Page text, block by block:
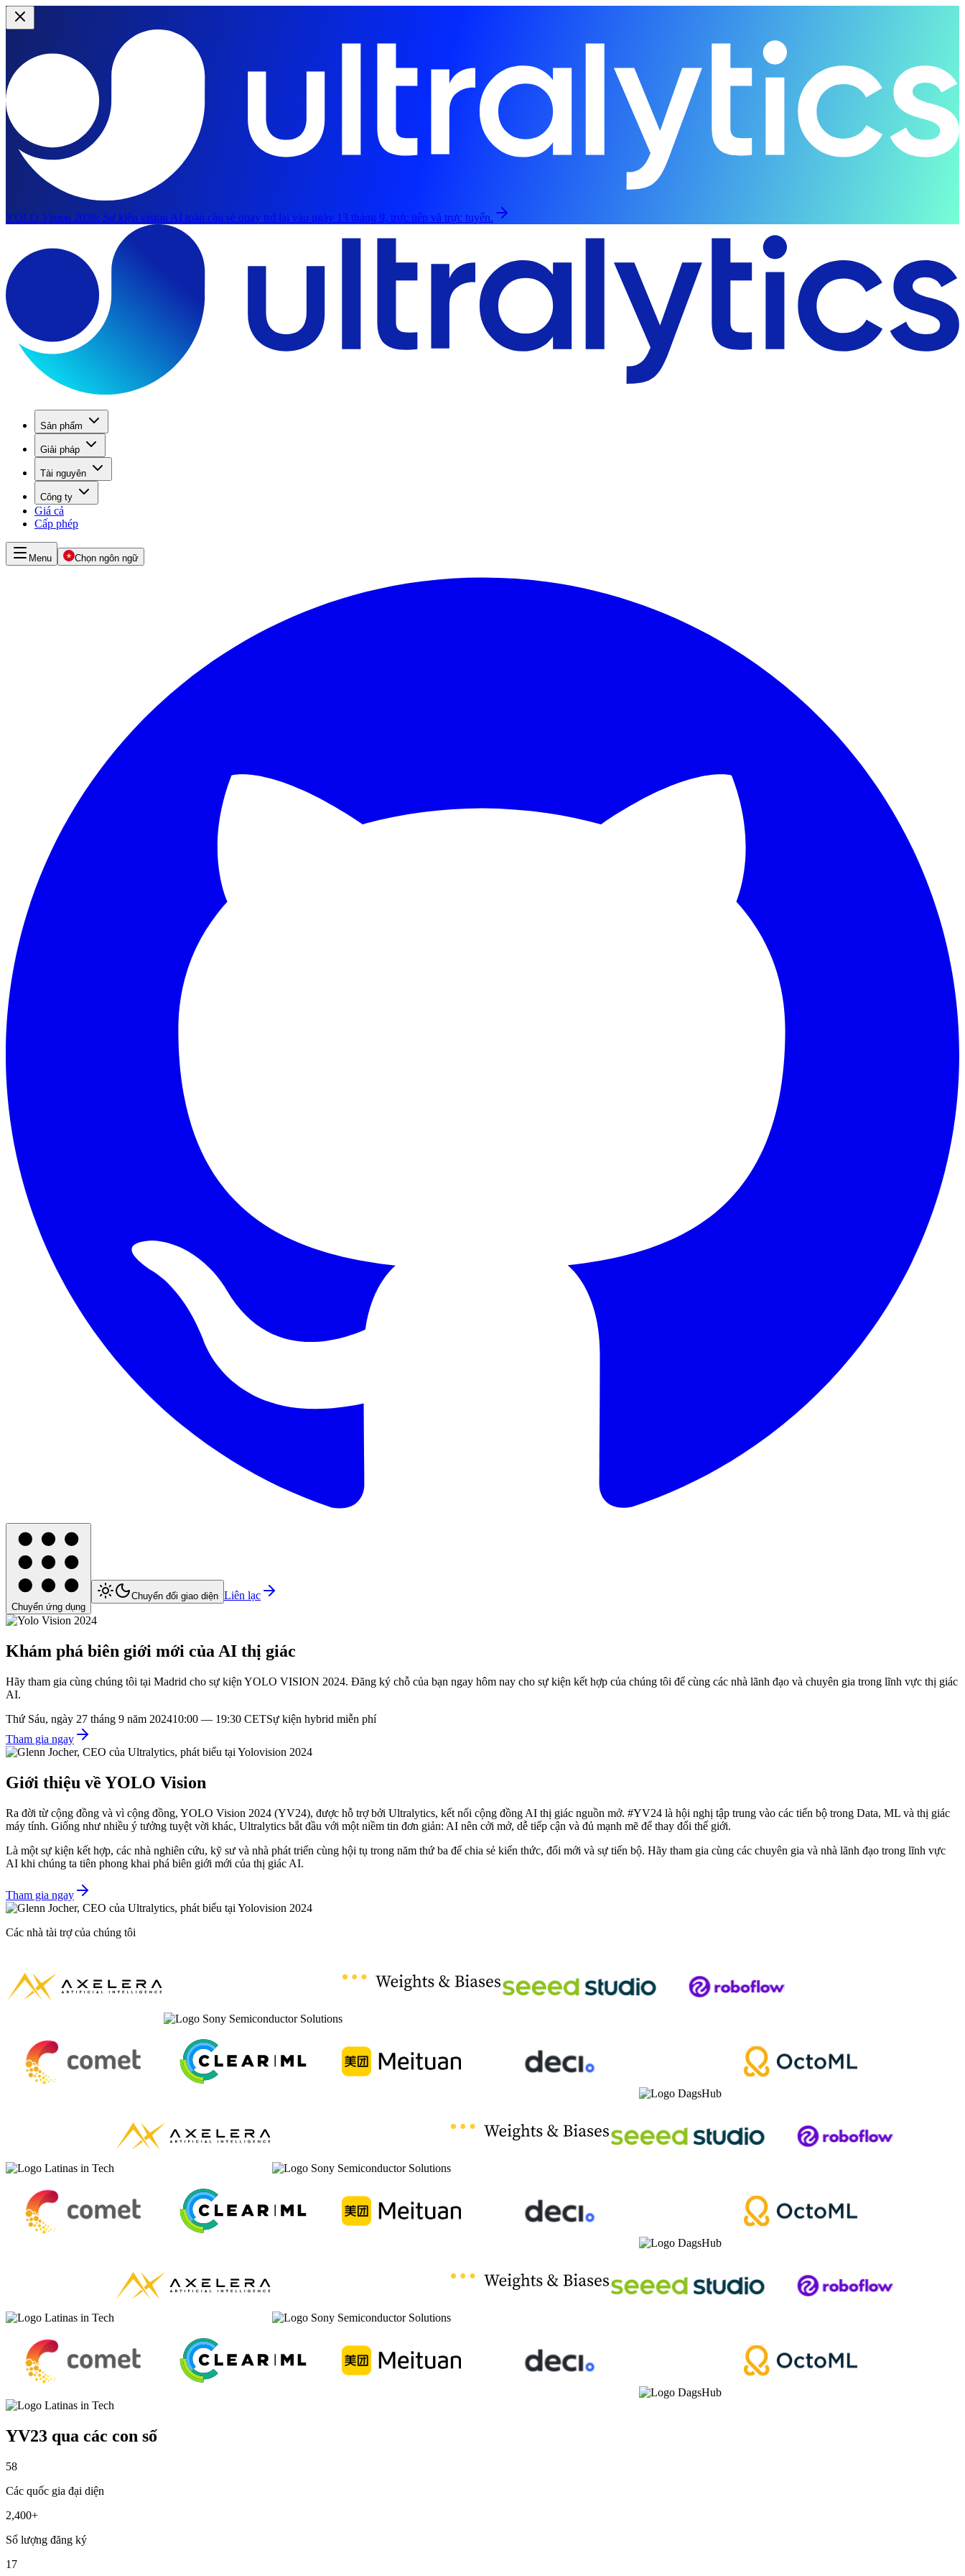
YOLO Vision 2026: Sự kiện vision AI toàn cầu sẽ quay trở lại vào ngày 13 tháng 9, trực tiếp và trực tuyến.
Sản phẩm
Giải pháp
Tài nguyên
Công ty
Giá cả
Cấp phép
Menu Chọn ngôn ngữ
Chuyển ứng dụng
Chuyển đổi giao diện Liên lạc
Khám phá biên giới mới của AI thị giác
Hãy tham gia cùng chúng tôi tại Madrid cho sự kiện YOLO VISION 2024. Đăng ký chỗ của bạn ngay hôm nay cho sự kiện kết hợp của chúng tôi để cùng các nhà lãnh đạo và chuyên gia trong lĩnh vực thị giác
AI.
Thứ Sáu, ngày 27 tháng 9 năm 202410:00 — 19:30 CETSự kiện hybrid miễn phí
Tham gia ngay
Giới thiệu về YOLO Vision
Ra đời từ cộng đồng và vì cộng đồng, YOLO Vision 2024 (YV24), được hỗ trợ bởi Ultralytics, kết nối cộng đồng AI thị giác nguồn mở. #YV24 là hội nghị tập trung vào các tiến bộ trong Data, ML và thị giác
máy tính. Giống như nhiều ý tưởng tuyệt vời khác, Ultralytics bắt đầu với một niềm tin đơn giản: AI nên cởi mở, dễ tiếp cận và đủ mạnh mẽ để thay đổi thế giới.
Là một sự kiện kết hợp, các nhà nghiên cứu, kỹ sư và nhà phát triển cùng hội tụ trong năm thứ ba để chia sẻ kiến thức, đổi mới và sự tiến bộ. Hãy tham gia cùng các chuyên gia và nhà lãnh đạo trong lĩnh vực
AI khi chúng ta tiên phong khai phá biên giới mới của thị giác AI.
Tham gia ngay
Các nhà tài trợ của chúng tôi
YV23 qua các con số
58
Các quốc gia đại diện
2,400+
Số lượng đăng ký
17